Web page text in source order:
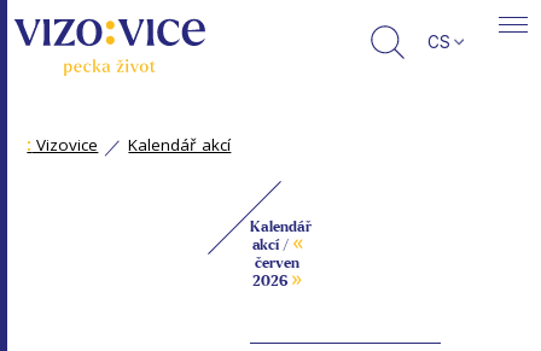
CS
: Vizovice Kalendář akcí
Kalendář
akcí / «
červen
2026 »